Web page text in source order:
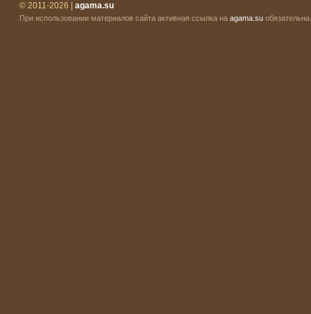
© 2011-2026 | agama.su
При использовании материалов сайта активная ссылка на agama.su обязательна.